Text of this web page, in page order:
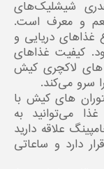
شیشلیک‌های
و معرف است.
غذاهای دریایی و
کیفیت غذاهای
های لاکچری کیش
سرو می‌کند.
های کیش با
می‌توانید به
علاقه دارید
دارد و ساعاتی